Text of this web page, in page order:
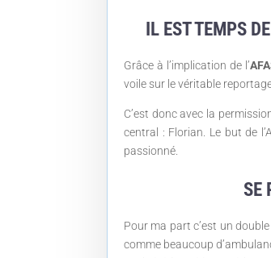
IL EST TEMPS
Grâce à l’implication de l’
voile sur le véritable
C’est donc avec la
central : Florian. Le but de
passionné.
SE
Pour ma part c’est un
comme beaucoup